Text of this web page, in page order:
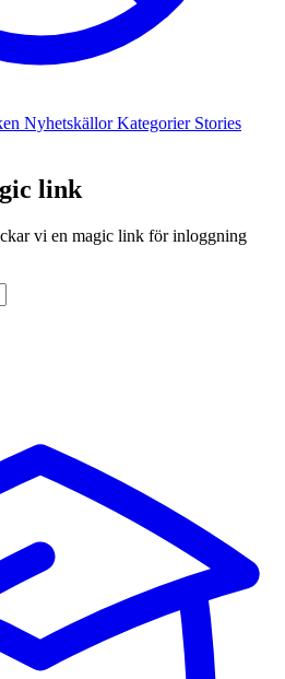
NyhetskällorKategorier Stories
link
vi en magic link för inloggning